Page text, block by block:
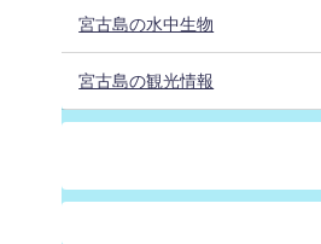
宮古島の水中生物
宮古島の観光情報